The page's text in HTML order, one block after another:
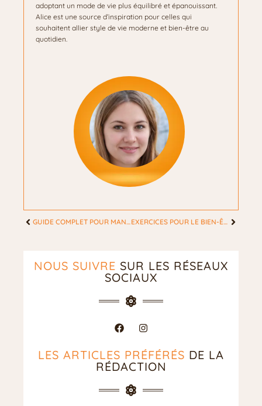
adoptant un mode de vie plus équilibré et épanouissant.
Alice est une source d’inspiration pour celles qui
souhaitent allier style de vie moderne et bien-être au
quotidien.
GUIDE COMPLET POUR MANGER SAINEMENT AU QUOTIDIEN : CONSEILS ET ASTUCES POUR LES FEMMES EXERCICES POUR LE BIEN-ÊTRE FÉMININ : RENFORCEZ VOTRE CORPS ET VOTRE ESPRIT
NOUS SUIVRE SUR LES RÉSEAUX
SOCIAUX
LES ARTICLES PRÉFÉRÉS DE LA
RÉDACTION